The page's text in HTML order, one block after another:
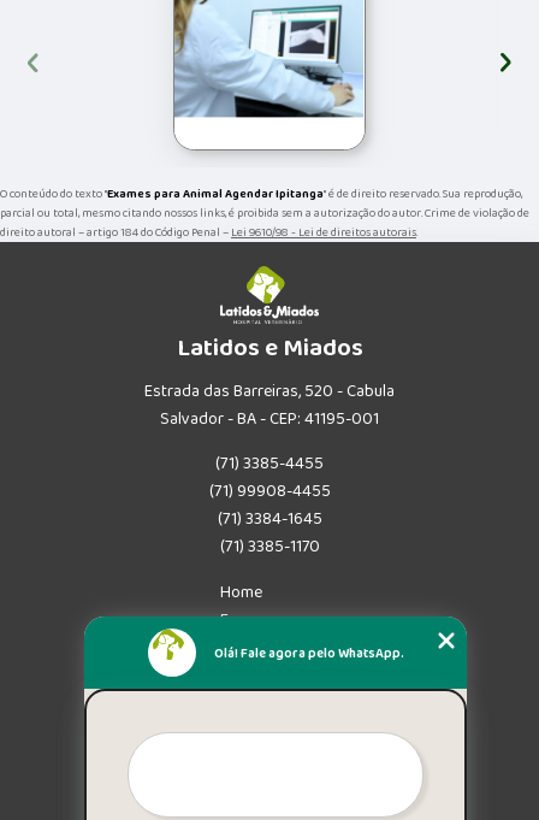
‹ ›
O conteúdo do texto "Exames para Animal Agendar Ipitanga" é de direito reservado. Sua reprodução,
parcial ou total, mesmo citando nossos links, é proibida sem a autorização do autor. Crime de violação de
direito autoral – artigo 184 do Código Penal –Lei 9610/98 - Lei de direitos autorais.
Latidos e Miados
Estrada das Barreiras, 520 - Cabula
Salvador - BA - CEP: 41195-001
(71) 3385-4455
(71) 99908-4455
(71) 3384-1645
(71) 3385-1170
Home
Empresa
Missão
Mapa do site
Olá! Fale agora pelo WhatsApp.